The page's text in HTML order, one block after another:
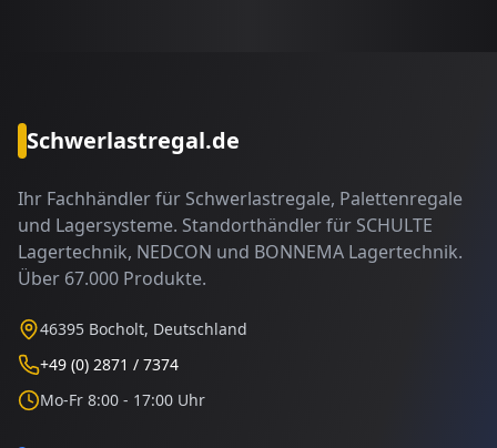
Schwerlastregal.de
Ihr Fachhändler für Schwerlastregale, Palettenregale
und Lagersysteme. Standorthändler für SCHULTE
Lagertechnik, NEDCON und BONNEMA Lagertechnik.
Über 67.000 Produkte.
46395 Bocholt, Deutschland
+49 (0) 2871 / 7374
Mo-Fr 8:00 - 17:00 Uhr